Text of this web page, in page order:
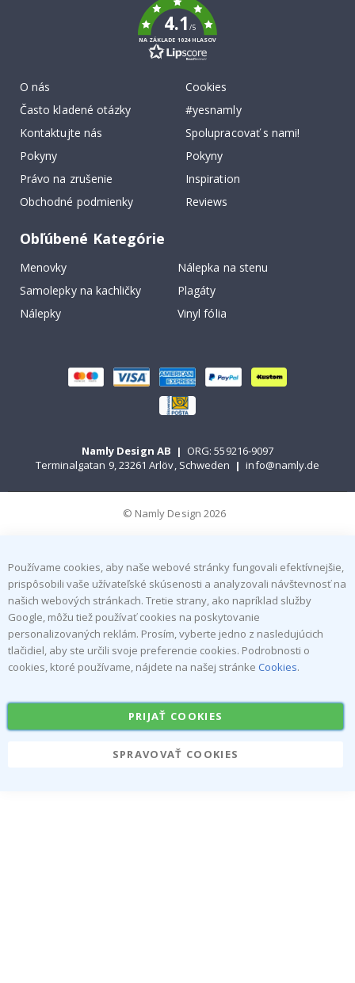
4.1/5
NA ZÁKLADE 1024 HLASOV
O nás
Často kladené otázky
Kontaktujte nás
Pokyny
Právo na zrušenie
Obchodné podmienky
Cookies
#yesnamly
Spolupracovať s nami!
Pokyny
Inspiration
Reviews
Obľúbené Kategórie
Menovky
Nálepka na stenu
Samolepky na kachličky
Plagáty
Nálepky
Vinyl fólia
Namly Design AB | ORG: 559216-9097
Terminalgatan 9, 23261 Arlöv, Schweden | info@namly.de
© Namly Design 2026
Používame cookies, aby naše webové stránky fungovali efektívnejšie,
prispôsobili vaše užívateľské skúsenosti a analyzovali návštevnosť na
našich webových stránkach. Tretie strany, ako napríklad služby
Google, môžu tiež používať cookies na poskytovanie
personalizovaných reklám. Prosím, vyberte jedno z nasledujúcich
tlačidiel, aby ste určili svoje preferencie cookies. Podrobnosti o
cookies, ktoré používame, nájdete na našej stránke Cookies.
PRIJAŤ COOKIES
SPRAVOVAŤ COOKIES